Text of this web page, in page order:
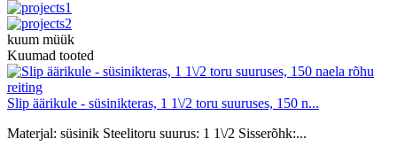
kuum müük
Kuumad tooted
Slip äärikule - süsinikteras, 1 1\/2 toru suuruses, 150 n...
Materjal: süsinik Steelitoru suurus: 1 1\/2 Sisserõhk:...